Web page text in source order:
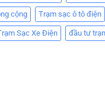
cộng Trạm sạc ô tô điện
Sạc Xe Điện đầu tư